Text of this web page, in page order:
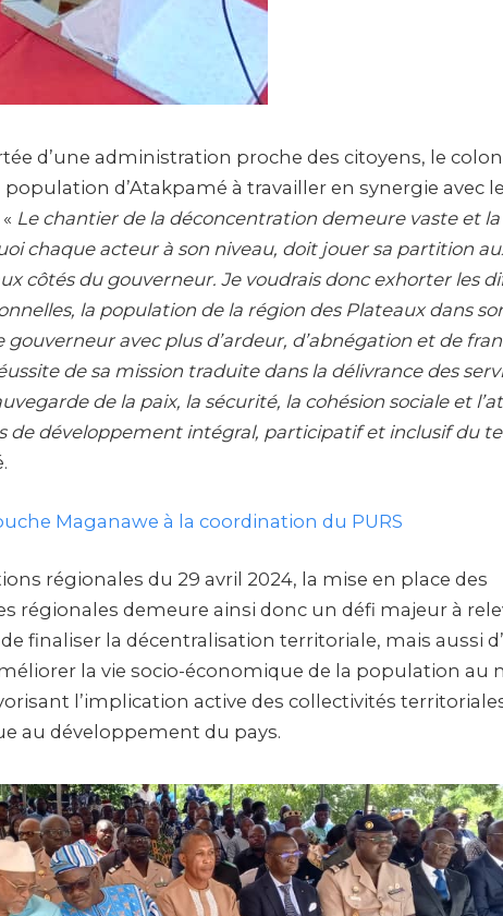
d’une administration proche des citoyens, le
d’Atakpamé à travailler en synergie avec le
Le chantier de la déconcentration demeure vaste et
chaque acteur à son niveau, doit jouer sa partition
côtés du gouverneur. Je voudrais donc exhorter les
la population de la région des Plateaux dans
gouverneur avec plus d’ardeur, d’abnégation et de
de sa mission traduite dans la délivrance des
de la paix, la sécurité, la cohésion sociale et
de développement intégral, participatif et inclusif du
Maganawe à la coordination du PURS
régionales du 29 avril 2024, la mise en place des
régionales demeure ainsi donc un défi majeur à
finaliser la décentralisation territoriale, mais aussi
la vie socio-économique de la population au
l’implication active des collectivités
au développement du pays.